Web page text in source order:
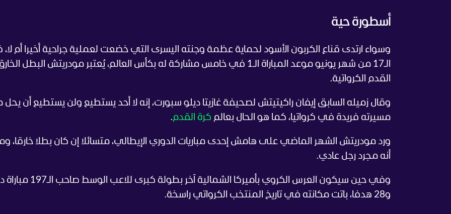
أسطورة حية
وسواء ارتدى قناع الكربون الأسود لحماية عظمة وجنته اليسرى التي خضعت لعملية جراحية أخيرا أم
الـ17 من شهر يونيو موعد المباراة الـ1 في خامس مشاركة له بكأس العالم، يُعتبر مودريتش البطل
القدم الكرواتية.
وقال زميله السابق إيفان راكيتيتش لصحيفة غازيتا ديلو سبورت، إنه لا أحد يستطيع ولن يستطيع أن يحل
مسيرته فريدة في كرواتيا، كما هو الحال بعالم كرة القدم.
ورد مودريتش الشهر الماضي على هامش إحدى مباريات الدوري الإيطالي، متسائلا إن كان بطلا خارقا،
أنه مجرد رجل عادي.
وفي حين سيكون العرس الكروي بأميركا الشمالية آخر بطولة
و28 هدفا، باتت مكانته في تاريخ المنتخب الكرواتي راسخة.